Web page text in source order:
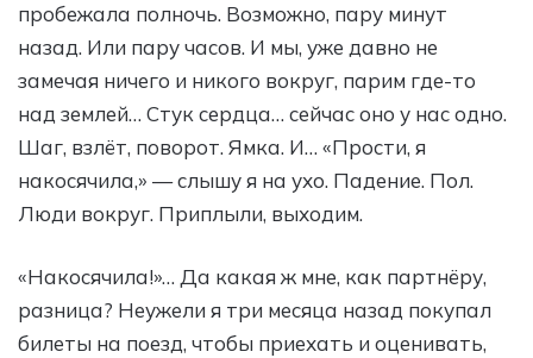
пробежала полночь. Возможно, пару минут
назад. Или пару часов. И мы, уже давно не
замечая ничего и никого вокруг, парим где-то
над землей… Стук сердца… сейчас оно у нас одно.
Шаг, взлёт, поворот. Ямка. И… «Прости, я
накосячила,» — слышу я на ухо. Падение. Пол.
Люди вокруг. Приплыли, выходим.
«Накосячила!»… Да какая ж мне, как партнёру,
разница? Неужели я три месяца назад покупал
билеты на поезд, чтобы приехать и оценивать,